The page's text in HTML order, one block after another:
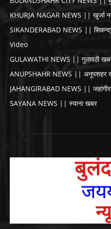
KHURJA NAGAR NEWS || खुर्जा
SIKANDERABAD NEWS ||
Video
GULAWATHI NEWS || गुलावठी
ANUPSHAHR NEWS || अनूपशहर
JAHANGIRABAD NEWS ||
SAYANA NEWS || स्याना खबर